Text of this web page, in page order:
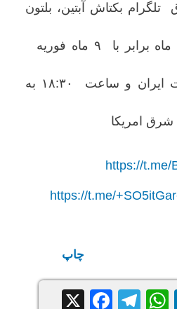
بکتاش آبتین، بلتون
پنجشنبه: ۲۰ بهمن ماه برابر با ۹ ماه فوریه
ساعت ۲۱:۰۰ به وقت ایران و ساعت ۱۸:۳۰ به
https://
https://t.me/
چاپ
WhatsApp
Telegram
Facebook
X